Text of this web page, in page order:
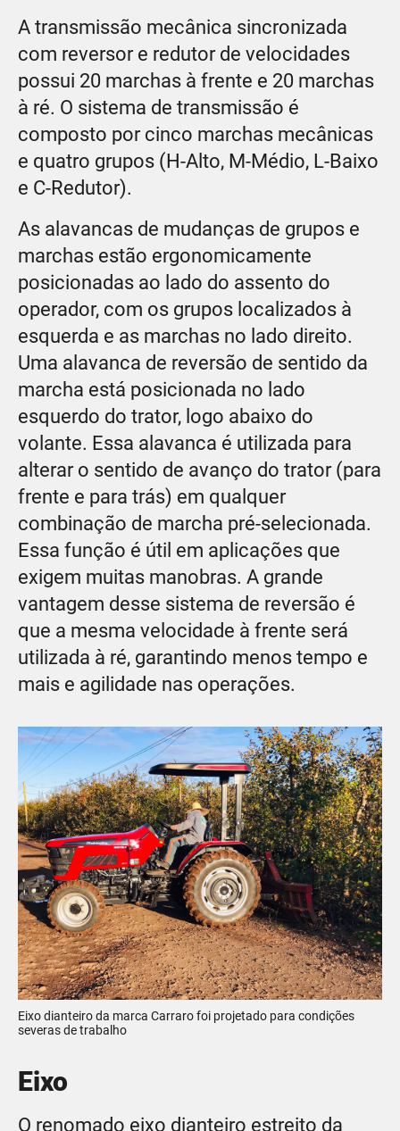
A transmissão mecânica sincronizada
com reversor e redutor de velocidades
possui 20 marchas à frente e 20 marchas
à ré. O sistema de transmissão é
composto por cinco marchas mecânicas
e quatro grupos (H-Alto, M-Médio, L-Baixo
e C-Redutor).
As alavancas de mudanças de grupos e
marchas estão ergonomicamente
posicionadas ao lado do assento do
operador, com os grupos localizados à
esquerda e as marchas no lado direito.
Uma alavanca de reversão de sentido da
marcha está posicionada no lado
esquerdo do trator, logo abaixo do
volante. Essa alavanca é utilizada para
alterar o sentido de avanço do trator (para
frente e para trás) em qualquer
combinação de marcha pré-selecionada.
Essa função é útil em aplicações que
exigem muitas manobras. A grande
vantagem desse sistema de reversão é
que a mesma velocidade à frente será
utilizada à ré, garantindo menos tempo e
mais e agilidade nas operações.
Eixo dianteiro da marca Carraro foi projetado para condições
severas de trabalho
Eixo
O renomado eixo dianteiro estreito da